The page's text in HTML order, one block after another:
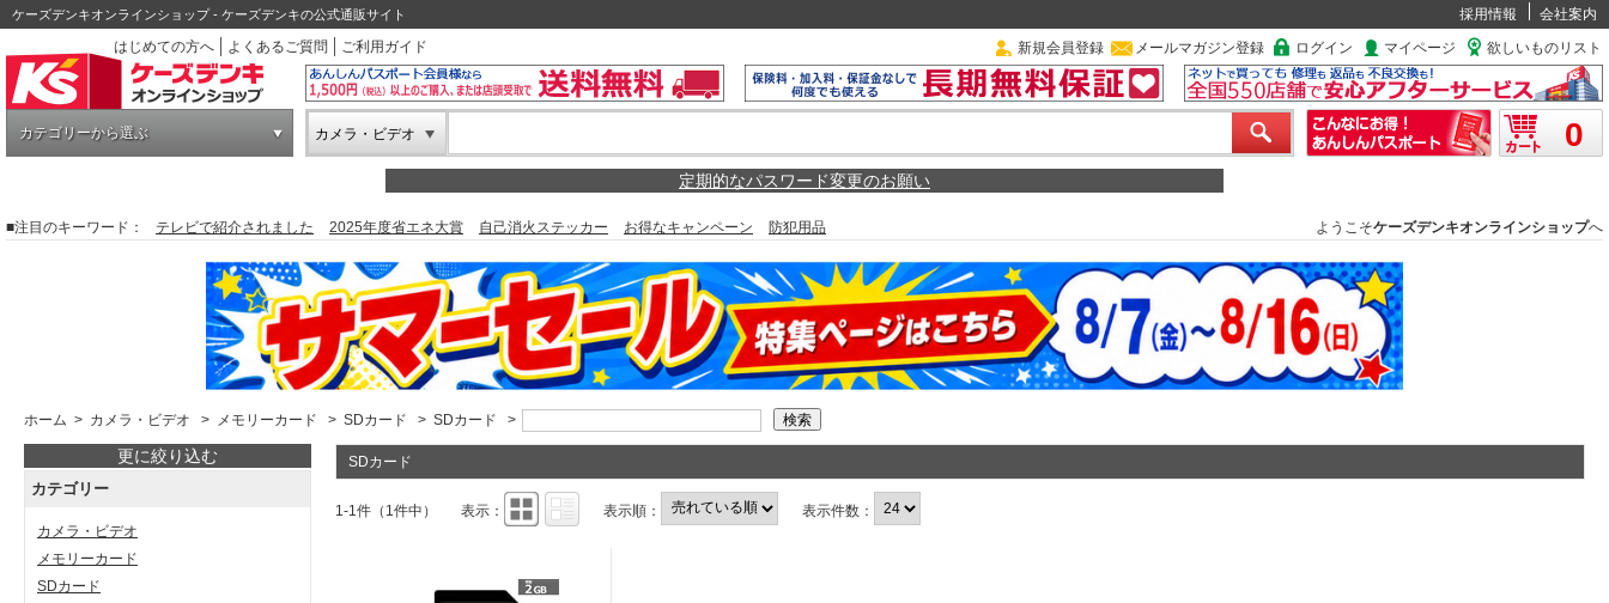
ケーズデンキオンラインショップ - ケーズデンキの公式通販サイト 採用情報
会社案内
はじめての方へ
よくあるご質問 ご利用ガイド 新規会員登録 メールマガジン登録 ログイン マイページ 欲しいものリスト
カテゴリーから選ぶ カメラ・ビデオ 0
定期的なパスワード変更のお願い
■注目のキーワード： テレビで紹介されました 2025年度省エネ大賞 自己消火ステッカー お得なキャンペーン 防犯用品 ようこそケーズデンキオンラインショップへ
ホーム > カメラ・ビデオ > メモリーカード > SDカード > SDカード >
更に絞り込む
カテゴリー
カメラ・ビデオ
メモリーカード
SDカード
SDカード
1-1件（1件中） 表示： 表示順： 表示件数：